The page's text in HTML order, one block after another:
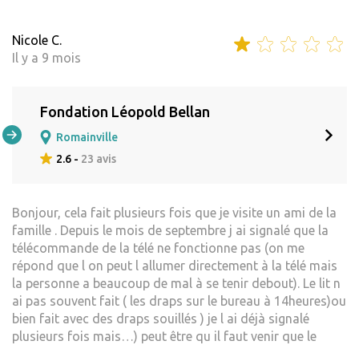
Nicole C.
Il y a 9 mois
Fondation Léopold Bellan
Romainville
2.6 - 23 avis
Bonjour, cela fait plusieurs fois que je visite un ami de la
famille . Depuis le mois de septembre j ai signalé que la
télécommande de la télé ne fonctionne pas (on me
répond que l on peut l allumer directement à la télé mais
la personne a beaucoup de mal à se tenir debout). Le lit n
ai pas souvent fait ( les draps sur le bureau à 14heures)ou
bien fait avec des draps souillés ) je l ai déjà signalé
plusieurs fois mais…) peut être qu il faut venir que le